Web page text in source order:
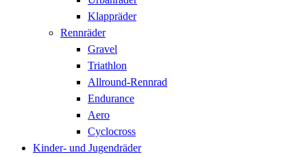
Klappräder
Rennräder
Gravel
Triathlon
Allround-Rennrad
Endurance
Aero
Cyclocross
Kinder- und Jugendräder